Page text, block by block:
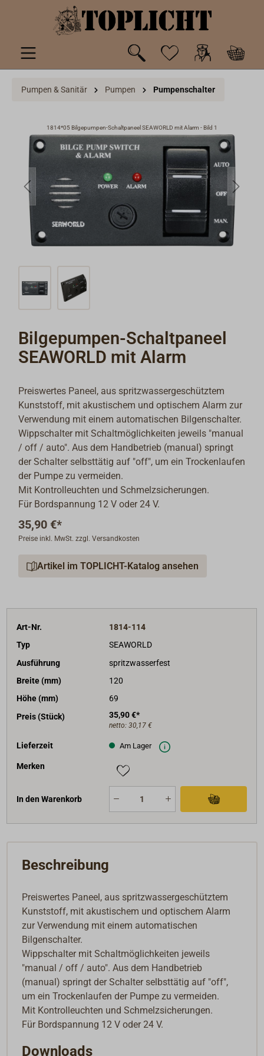
springen
Pumpen & Sanitär Pumpen Pumpenschalter
1814*05 Bilgepumpen-Schaltpaneel SEAWORLD mit Alarm - Bild 1
Bilgepumpen-Schaltpaneel
SEAWORLD mit Alarm
Preiswertes Paneel, aus spritzwassergeschütztem
Kunststoff, mit akustischem und optischem Alarm zur
Verwendung mit einem automatischen Bilgenschalter.
Wippschalter mit Schaltmöglichkeiten jeweils "manual
/ off / auto". Aus dem Handbetrieb (manual) springt
der Schalter selbsttätig auf "off", um ein Trockenlaufen
der Pumpe zu vermeiden.
Mit Kontrolleuchten und Schmelzsicherungen.
Für Bordspannung 12 V oder 24 V.
35,90 €*
Preise inkl. MwSt. zzgl. Versandkosten
Artikel im TOPLICHT-Katalog ansehen
Art-Nr.
1814-114
Typ
SEAWORLD
Ausführung
spritzwasserfest
Breite (mm)
120
Höhe (mm)
69
Preis (Stück)
35,90 €*
netto: 30,17 €
Lieferzeit Am Lager
Merken
In den Warenkorb
Beschreibung
Preiswertes Paneel, aus spritzwassergeschütztem
Kunststoff, mit akustischem und optischem Alarm
zur Verwendung mit einem automatischen
Bilgenschalter.
Wippschalter mit Schaltmöglichkeiten jeweils
"manual / off / auto". Aus dem Handbetrieb
(manual) springt der Schalter selbsttätig auf "off",
um ein Trockenlaufen der Pumpe zu vermeiden.
Mit Kontrolleuchten und Schmelzsicherungen.
Für Bordspannung 12 V oder 24 V.
Downloads